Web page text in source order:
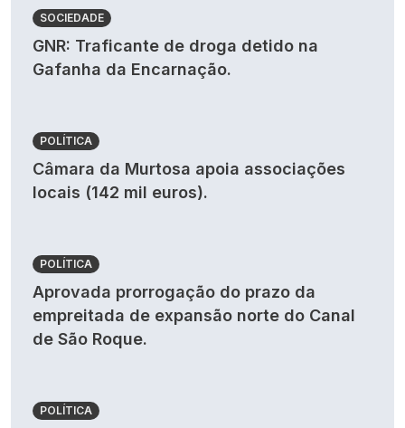
SOCIEDADE
GNR: Traficante de droga detido na
Gafanha da Encarnação.
POLÍTICA
Câmara da Murtosa apoia associações
locais (142 mil euros).
POLÍTICA
Aprovada prorrogação do prazo da
empreitada de expansão norte do Canal
de São Roque.
POLÍTICA